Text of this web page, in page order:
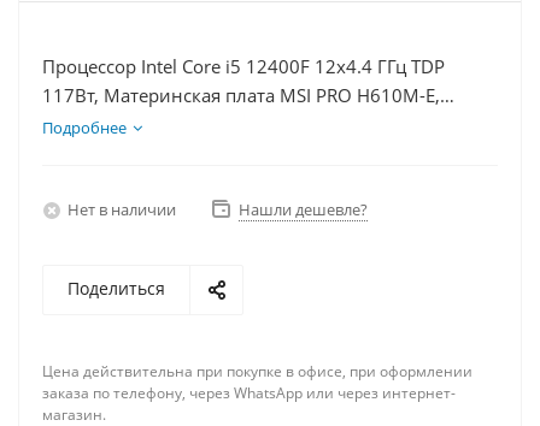
Процессор Intel Core i5 12400F 12x4.4 ГГц TDP
117Вт, Материнская плата MSI PRO H610M-E,
Видеокарта RTX 4060 8Гб, Память DDR4 8Gb,
Подробнее
Нет в наличии Нашли дешевле?
Поделиться
Цена действительна при покупке в офисе, при оформлении
заказа по телефону, через WhatsApp или через интернет-
магазин.